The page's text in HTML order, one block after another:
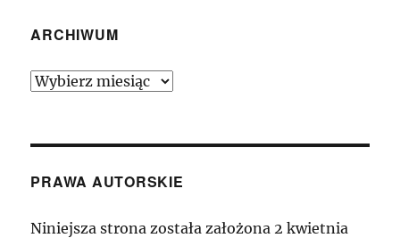
ARCHIWUM
Archiwum
PRAWA AUTORSKIE
Niniejsza strona została założona 2 kwietnia